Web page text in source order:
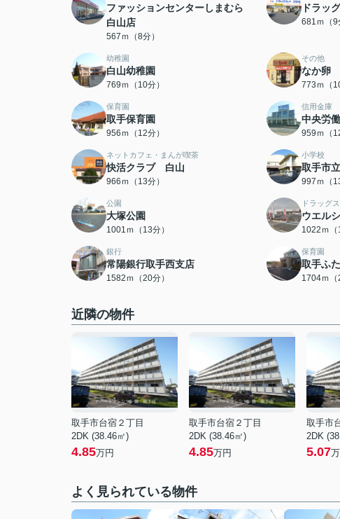
ファッションセンターしまむら
白山店
567ｍ（8分）
ドラッ
681ｍ（9
幼稚園
白山幼稚園
769ｍ（10分）
その他
なか卵
773ｍ（
保育園
取手保育園
956ｍ（12分）
信用金庫
中央労
959ｍ（
ネットカフェ・まんが喫茶
快活クラブ 白山
966ｍ（13分）
小学校
取手市
997ｍ（
公園
大塚公園
1001ｍ（13分）
ドラッグ
ウエル
1022ｍ（
銀行
常陽銀行取手西支店
1582ｍ（20分）
保育園
取手ふ
1704ｍ（
近隣の物件
取手市台宿２丁目
2DK (38.46㎡)
4.85万円
取手市台宿２丁目
2DK (38.46㎡)
4.85万円
取手市
2DK
5.07
よく見られている物件